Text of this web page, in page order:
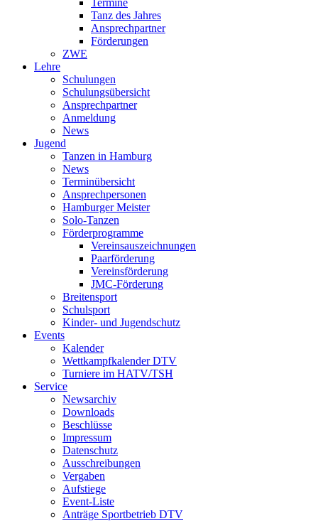
Termine
Tanz des Jahres
Ansprechpartner
Förderungen
ZWE
Lehre
Schulungen
Schulungsübersicht
Ansprechpartner
Anmeldung
News
Jugend
Tanzen in Hamburg
News
Terminübersicht
Ansprechpersonen
Hamburger Meister
Solo-Tanzen
Förderprogramme
Vereinsauszeichnungen
Paarförderung
Vereinsförderung
JMC-Förderung
Breitensport
Schulsport
Kinder- und Jugendschutz
Events
Kalender
Wettkampfkalender DTV
Turniere im HATV/TSH
Service
Newsarchiv
Downloads
Beschlüsse
Impressum
Datenschutz
Ausschreibungen
Vergaben
Aufstiege
Event-Liste
Anträge Sportbetrieb DTV